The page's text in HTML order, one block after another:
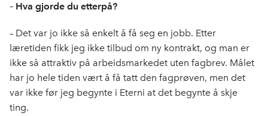
– Hva gjorde du etterpå?
– Det var jo ikke så enkelt å få seg en jobb. Etter
læretiden fikk jeg ikke tilbud om ny kontrakt, og man er
ikke så attraktiv på arbeidsmarkedet uten fagbrev. Målet
har jo hele tiden vært å få tatt den fagprøven, men det
var ikke før jeg begynte i Eterni at det begynte å skje
ting.